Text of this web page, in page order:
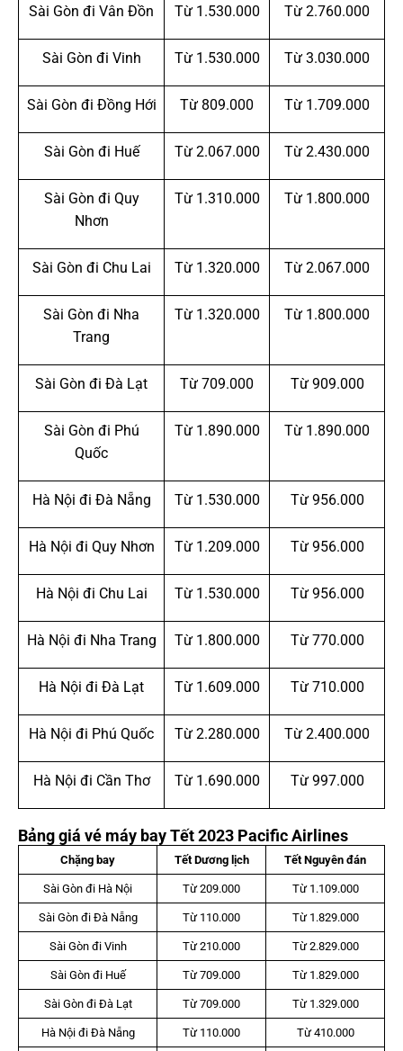
Sài Gòn đi Vân Đồn Từ 1.530.000 Từ 2.760.000
Sài Gòn đi Vinh Từ 1.530.000 Từ 3.030.000
Sài Gòn đi Đồng Hới Từ 809.000 Từ 1.709.000
Sài Gòn đi Huế Từ 2.067.000 Từ 2.430.000
Sài Gòn đi Quy
Nhơn
Từ 1.310.000 Từ 1.800.000
Sài Gòn đi Chu Lai Từ 1.320.000 Từ 2.067.000
Sài Gòn đi Nha
Trang
Từ 1.320.000 Từ 1.800.000
Sài Gòn đi Đà Lạt Từ 709.000 Từ 909.000
Sài Gòn đi Phú
Quốc
Từ 1.890.000 Từ 1.890.000
Hà Nội đi Đà Nẵng Từ 1.530.000 Từ 956.000
Hà Nội đi Quy Nhơn Từ 1.209.000 Từ 956.000
Hà Nội đi Chu Lai Từ 1.530.000 Từ 956.000
Hà Nội đi Nha Trang Từ 1.800.000 Từ 770.000
Hà Nội đi Đà Lạt Từ 1.609.000 Từ 710.000
Hà Nội đi Phú Quốc Từ 2.280.000 Từ 2.400.000
Hà Nội đi Cần Thơ Từ 1.690.000 Từ 997.000
Bảng giá vé máy bay Tết 2023 Pacific Airlines
Chặng bay Tết Dương lịch Tết Nguyên đán
Sài Gòn đi Hà Nội Từ 209.000 Từ 1.109.000
Sài Gòn đi Đà Nẵng Từ 110.000 Từ 1.829.000
Sài Gòn đi Vinh Từ 210.000 Từ 2.829.000
Sài Gòn đi Huế Từ 709.000 Từ 1.829.000
Sài Gòn đi Đà Lạt Từ 709.000 Từ 1.329.000
Hà Nội đi Đà Nẵng Từ 110.000 Từ 410.000